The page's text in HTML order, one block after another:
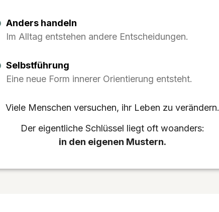
Anders handeln
Im Alltag entstehen andere Entscheidungen.
Selbstführung
Eine neue Form innerer Orientierung entsteht.
Viele Menschen versuchen, ihr Leben zu verändern.
Der eigentliche Schlüssel liegt oft woanders:
in den eigenen Mustern.